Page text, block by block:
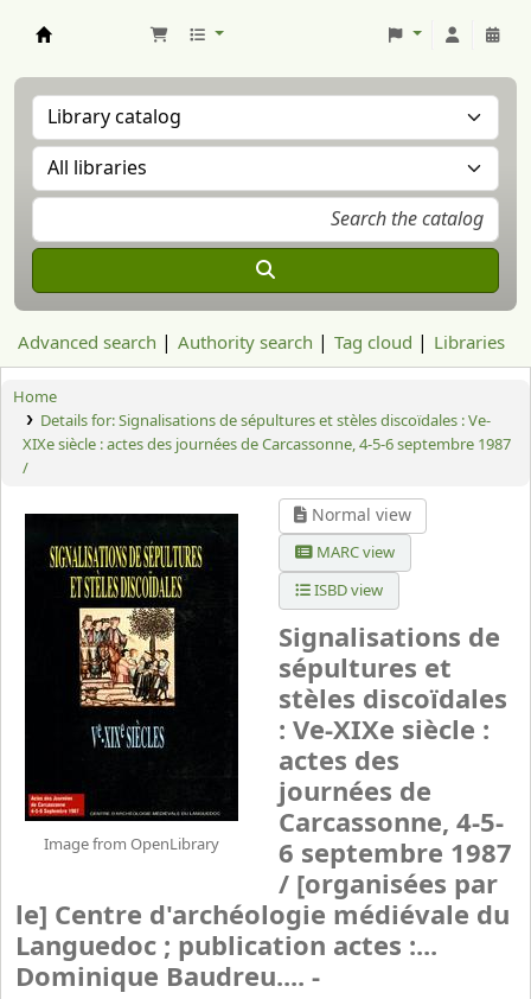
Advanced search Authority search Tag cloud Libraries
Home
Details for:Signalisations de sépultures et stèles discoïdales : Ve-
XIXe siècle : actes des journées de Carcassonne, 4-5-6 septembre 1987
/
Image from OpenLibrary
Normal view
MARC view
ISBD view
Signalisations de
sépultures et
stèles discoïdales
: Ve-XIXe siècle :
actes des
journées de
Carcassonne, 4-5-
6 septembre 1987
/ [organisées par
le] Centre d'archéologie médiévale du
Languedoc ; publication actes :...
Dominique Baudreu.... -